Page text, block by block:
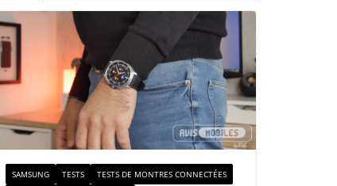
SAMSUNG TESTS
TESTS DE MONTRES CONNECTÉES